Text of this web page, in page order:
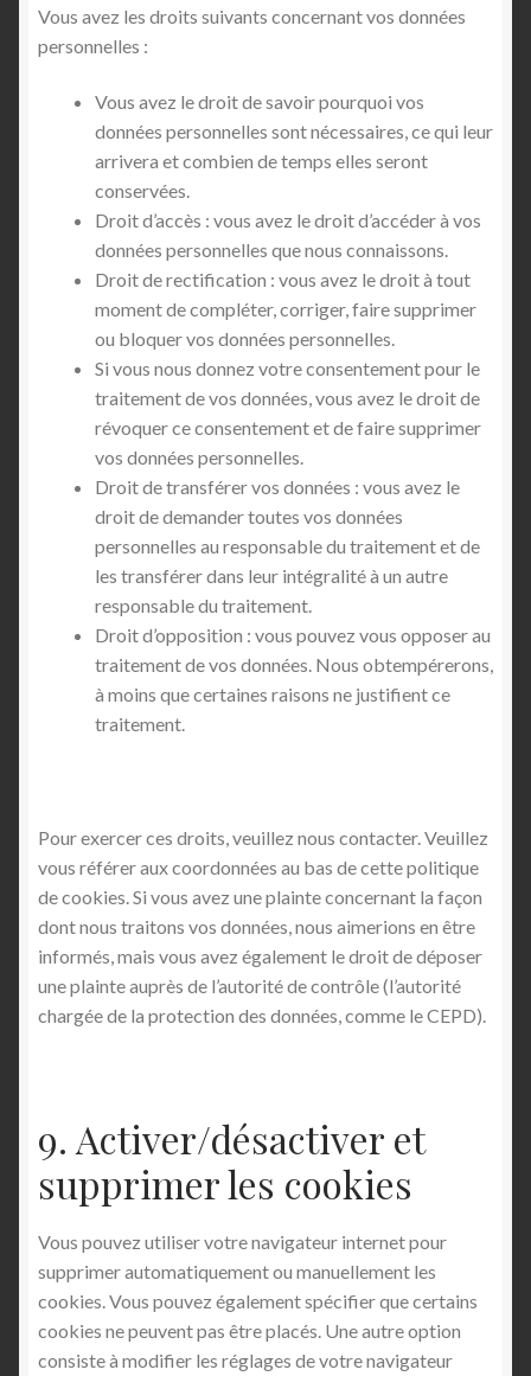
Vous avez les droits suivants concernant vos données
personnelles :
Vous avez le droit de savoir pourquoi vos
données personnelles sont nécessaires, ce qui leur
arrivera et combien de temps elles seront
conservées.
Droit d’accès : vous avez le droit d’accéder à vos
données personnelles que nous connaissons.
Droit de rectification : vous avez le droit à tout
moment de compléter, corriger, faire supprimer
ou bloquer vos données personnelles.
Si vous nous donnez votre consentement pour le
traitement de vos données, vous avez le droit de
révoquer ce consentement et de faire supprimer
vos données personnelles.
Droit de transférer vos données : vous avez le
droit de demander toutes vos données
personnelles au responsable du traitement et de
les transférer dans leur intégralité à un autre
responsable du traitement.
Droit d’opposition : vous pouvez vous opposer au
traitement de vos données. Nous obtempérerons,
à moins que certaines raisons ne justifient ce
traitement.
Pour exercer ces droits, veuillez nous contacter. Veuillez
vous référer aux coordonnées au bas de cette politique
de cookies. Si vous avez une plainte concernant la façon
dont nous traitons vos données, nous aimerions en être
informés, mais vous avez également le droit de déposer
une plainte auprès de l’autorité de contrôle (l’autorité
chargée de la protection des données, comme le CEPD).
9. Activer/désactiver et
supprimer les cookies
Vous pouvez utiliser votre navigateur internet pour
supprimer automatiquement ou manuellement les
cookies. Vous pouvez également spécifier que certains
cookies ne peuvent pas être placés. Une autre option
consiste à modifier les réglages de votre navigateur